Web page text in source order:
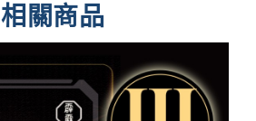
相關商品